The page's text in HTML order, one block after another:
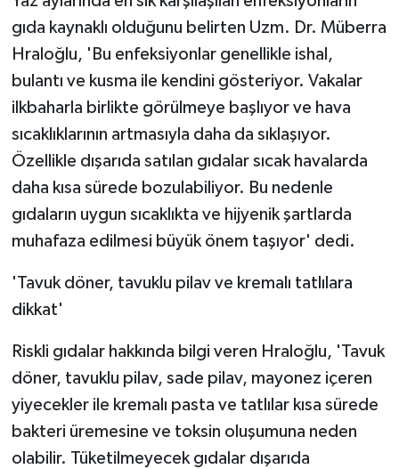
gıda kaynaklı olduğunu belirten Uzm. Dr. Müberra
Hraloğlu, 'Bu enfeksiyonlar genellikle ishal,
bulantı ve kusma ile kendini gösteriyor. Vakalar
ilkbaharla birlikte görülmeye başlıyor ve hava
sıcaklıklarının artmasıyla daha da sıklaşıyor.
Özellikle dışarıda satılan gıdalar sıcak havalarda
daha kısa sürede bozulabiliyor. Bu nedenle
gıdaların uygun sıcaklıkta ve hijyenik şartlarda
muhafaza edilmesi büyük önem taşıyor' dedi.
'Tavuk döner, tavuklu pilav ve kremalı tatlılara
dikkat'
Riskli gıdalar hakkında bilgi veren Hraloğlu, 'Tavuk
döner, tavuklu pilav, sade pilav, mayonez içeren
yiyecekler ile kremalı pasta ve tatlılar kısa sürede
bakteri üremesine ve toksin oluşumuna neden
olabilir. Tüketilmeyecek gıdalar dışarıda